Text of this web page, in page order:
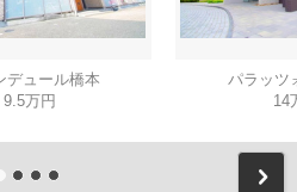
デュール橋本
9.5万円
パラッ
14